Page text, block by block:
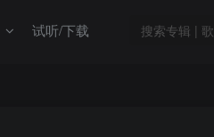
试听/下载